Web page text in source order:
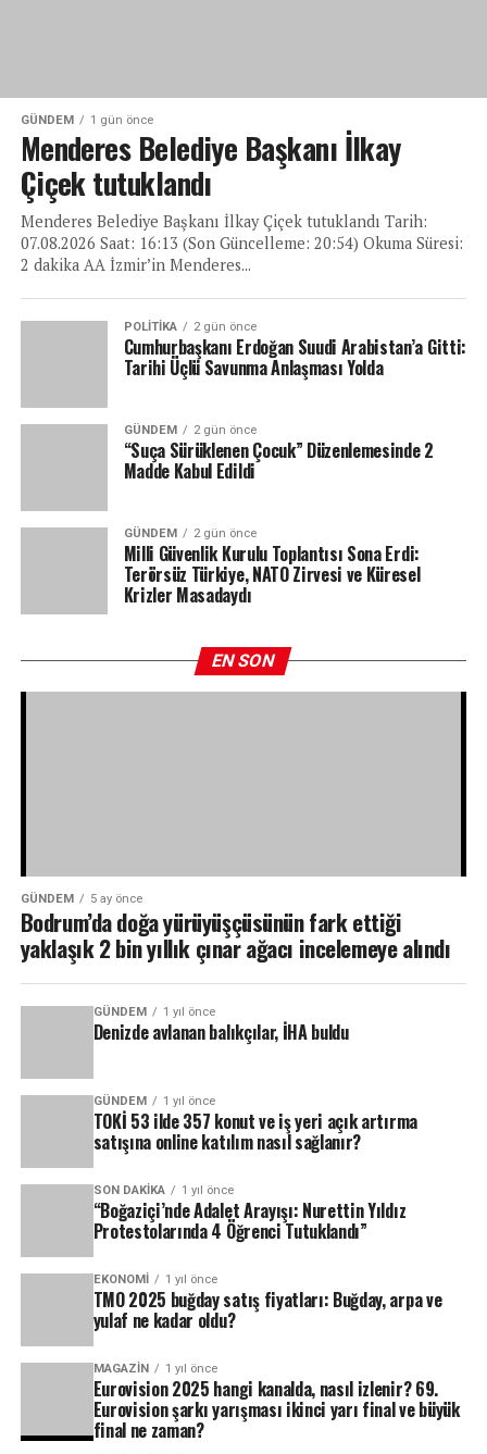
GÜNDEM 1 gün önce
Menderes Belediye Başkanı İlkay
Çiçek tutuklandı
Menderes Belediye Başkanı İlkay Çiçek tutuklandı Tarih:
07.08.2026 Saat: 16:13 (Son Güncelleme: 20:54) Okuma Süresi:
2 dakika AA İzmir’in Menderes...
POLITIKA 2 gün önce
Cumhurbaşkanı Erdoğan Suudi Arabistan’a Gitti:
Tarihi Üçlü Savunma Anlaşması Yolda
GÜNDEM 2 gün önce
“Suça Sürüklenen Çocuk” Düzenlemesinde 2
Madde Kabul Edildi
GÜNDEM 2 gün önce
Milli Güvenlik Kurulu Toplantısı Sona Erdi:
Terörsüz Türkiye, NATO Zirvesi ve Küresel
Krizler Masadaydı
EN SON
GÜNDEM 5 ay önce
Bodrum’da doğa yürüyüşçüsünün fark ettiği
yaklaşık 2 bin yıllık çınar ağacı incelemeye alındı
GÜNDEM 1 yıl önce
Denizde avlanan balıkçılar, İHA buldu
GÜNDEM 1 yıl önce
TOKİ 53 ilde 357 konut ve iş yeri açık artırma
satışına online katılım nasıl sağlanır?
SON DAKIKA 1 yıl önce
“Boğaziçi’nde Adalet Arayışı: Nurettin Yıldız
Protestolarında 4 Öğrenci Tutuklandı”
EKONOMI 1 yıl önce
TMO 2025 buğday satış fiyatları: Buğday, arpa ve
yulaf ne kadar oldu?
MAGAZIN 1 yıl önce
Eurovision 2025 hangi kanalda, nasıl izlenir? 69.
Eurovision şarkı yarışması ikinci yarı final ve büyük
final ne zaman?